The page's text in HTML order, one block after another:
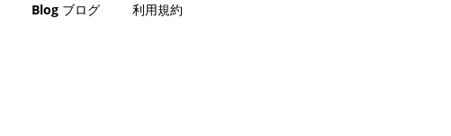
Blog ブログ 利用規約